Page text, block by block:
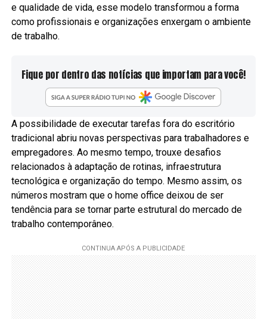
e qualidade de vida, esse modelo transformou a forma
como profissionais e organizações enxergam o ambiente
de trabalho.
Fique por dentro das notícias que importam para você!
A possibilidade de executar tarefas fora do escritório
tradicional abriu novas perspectivas para trabalhadores e
empregadores. Ao mesmo tempo, trouxe desafios
relacionados à adaptação de rotinas, infraestrutura
tecnológica e organização do tempo. Mesmo assim, os
números mostram que o home office deixou de ser
tendência para se tornar parte estrutural do mercado de
trabalho contemporâneo.